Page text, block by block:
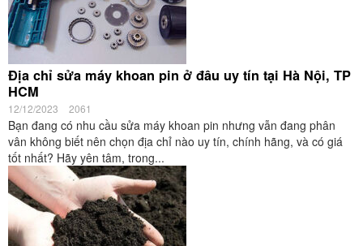
Địa chỉ sửa máy khoan pin ở đâu uy tín tại Hà Nội, TP
HCM
12/12/2023 2061
Bạn đang có nhu cầu sửa máy khoan pin nhưng vẫn đang phân
vân không biết nên chọn địa chỉ nào uy tín, chính hãng, và có giá
tốt nhất? Hãy yên tâm, trong...